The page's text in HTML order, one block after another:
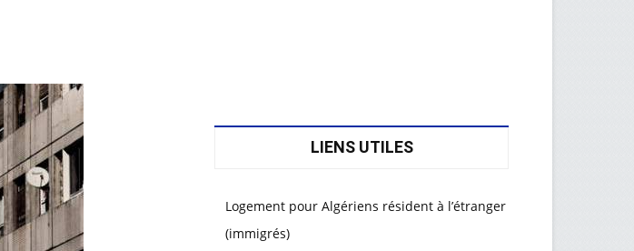
LIENS UTILES
Logement pour Algériens résident à l’étranger
(immigrés)